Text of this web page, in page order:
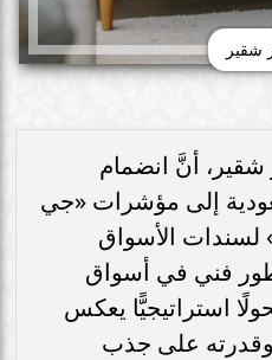
شقير
شقير، أنَّ انضمام
إلى مؤشرات «جي
لسندات الأسواق
فني في أسواق
استراتيجيًّا يعكس
وقدرته على جذب